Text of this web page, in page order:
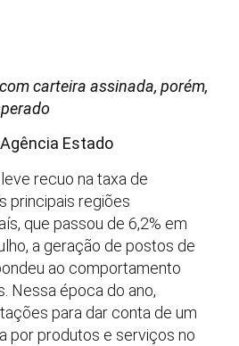
carteira assinada, porém,
Estado
recuo na taxa de
principais regiões
que passou de 6,2% em
a geração de postos de
ao comportamento
Nessa época do ano,
para dar conta de um
por produtos e serviços no